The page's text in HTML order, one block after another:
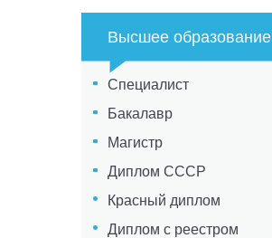
Высшее образование
Специалист
Бакалавр
Магистр
Диплом СССР
Красный диплом
Диплом с реестром